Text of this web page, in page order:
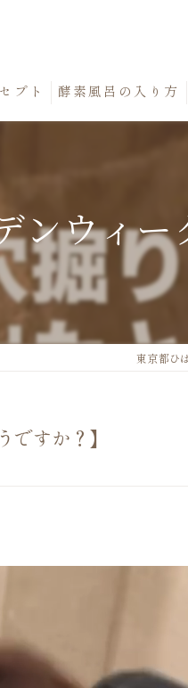
プト 酵素風呂の入り方
ンウィ
東京都ひ
ですか？】